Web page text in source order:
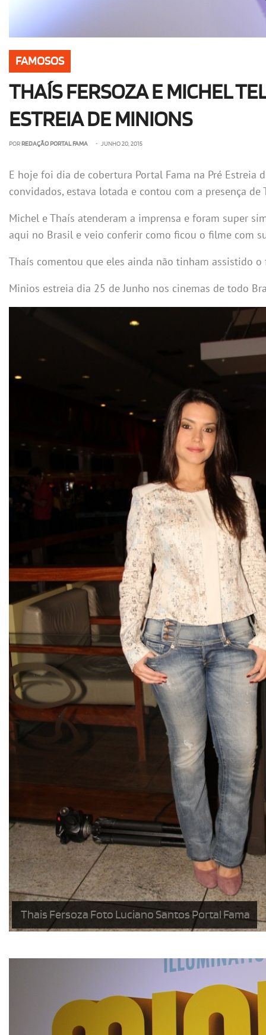
FAMOSOS
THAÍS FERSOZA E MICHEL
ESTREIA DE MINIONS
POR REDAÇÃO PORTAL FAMA • JUNHO 20, 2015
E hoje foi dia de cobertura Portal Fama na Pré Estreia
convidados, estava lotada e contou com a presença de
Michel e Thaís atenderam a imprensa e foram super
aqui no Brasil e veio conferir como ficou o filme com
Thaís comentou que eles ainda não tinham assistido
Minios estreia dia 25 de Junho nos cinemas de todo
Thais Fersoza Foto Luciano Santos Portal Fama